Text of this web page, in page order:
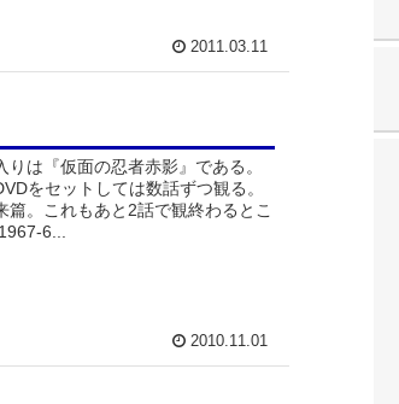
2011.03.11
は『仮面の忍者赤影』である。
をセットしては数話ずつ観る。
。これもあと2話で観終わるとこ
6...
2010.11.01